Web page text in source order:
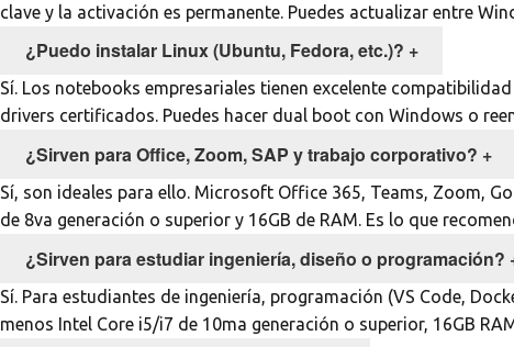
clave y la activación es permanente. Puedes actualizar entre
¿Puedo instalar Linux (Ubuntu, Fedora, etc.)? +
Sí. Los notebooks empresariales tienen excelente
drivers certificados. Puedes hacer dual boot con Windows o
¿Sirven para Office, Zoom, SAP y trabajo corporativo? +
Sí, son ideales para ello. Microsoft Office 365, Teams, Zoom,
de 8va generación o superior y 16GB de RAM. Es lo que
¿Sirven para estudiar ingeniería, diseño o programación?
Sí. Para estudiantes de ingeniería, programación (VS Code,
menos Intel Core i5/i7 de 10ma generación o superior, 16GB